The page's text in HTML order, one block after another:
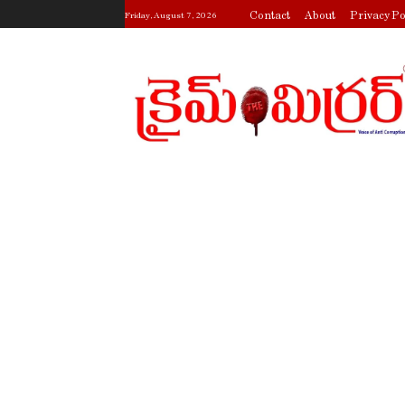
Friday, August 7, 2026 Contact About Privacy